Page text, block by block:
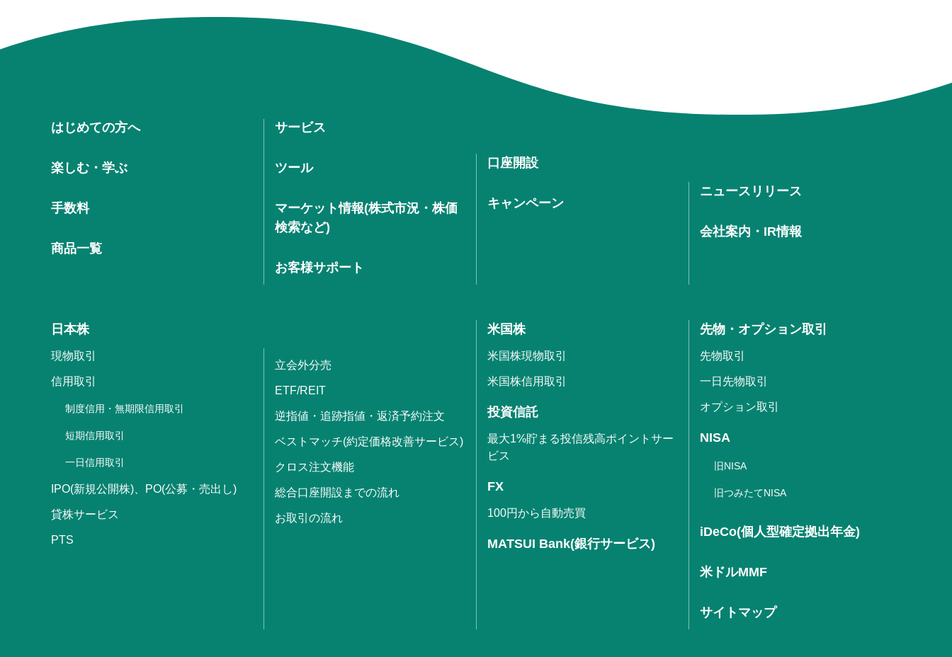
はじめての方へ
楽しむ・学ぶ
手数料
商品一覧
サービス
ツール
マーケット情報(株式市況・株価
検索など)
お客様サポート
口座開設
キャンペーン
ニュースリリース
会社案内・IR情報
日本株
現物取引
信用取引
制度信用・無期限信用取引
短期信用取引
一日信用取引
IPO(新規公開株)、PO(公募・売出し)
貸株サービス
PTS
立会外分売
ETF/REIT
逆指値・追跡指値・返済予約注文
ベストマッチ(約定価格改善サービス)
クロス注文機能
総合口座開設までの流れ
お取引の流れ
米国株
米国株現物取引
米国株信用取引
投資信託
最大1%貯まる投信残高ポイントサー
ビス
FX
100円から自動売買
MATSUI Bank(銀行サービス)
先物・オプション取引
先物取引
一日先物取引
オプション取引
NISA
旧NISA
旧つみたてNISA
iDeCo(個人型確定拠出年金)
米ドルMMF
サイトマップ